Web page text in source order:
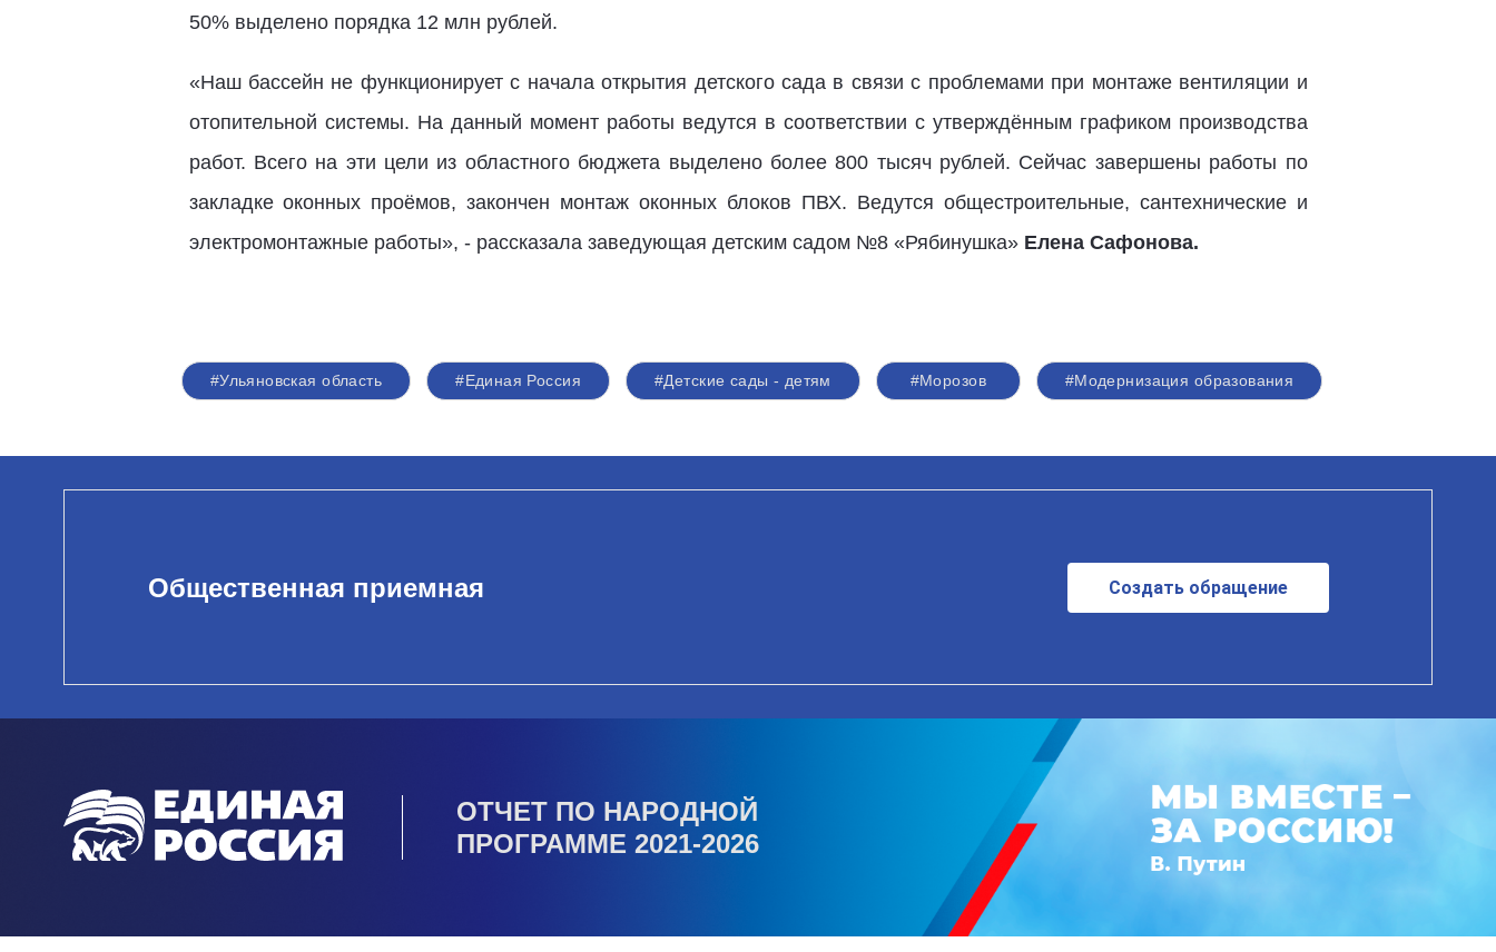
50% выделено порядка 12 млн рублей.
«Наш бассейн не функционирует с начала открытия детского сада в связи с проблемами при монтаже вентиляции и
отопительной системы. На данный момент работы ведутся в соответствии с утверждённым графиком производства
работ. Всего на эти цели из областного бюджета выделено более 800 тысяч рублей. Сейчас завершены работы по
закладке оконных проёмов, закончен монтаж оконных блоков ПВХ. Ведутся общестроительные, сантехнические и
электромонтажные работы», - рассказала заведующая детским садом №8 «Рябинушка» Елена Сафонова.
#Ульяновская область #Единая Россия #Детские сады - детям #Морозов #Модернизация образования
Общественная приемная Создать обращение
ОТЧЕТ ПО НАРОДНОЙ
ПРОГРАММЕ 2021-2026